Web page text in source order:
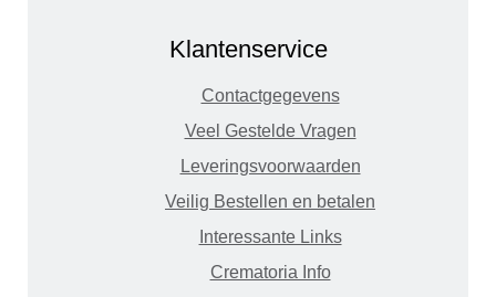
Klantenservice
Contactgegevens
Veel Gestelde Vragen
Leveringsvoorwaarden
Veilig Bestellen en betalen
Interessante Links
Crematoria Info